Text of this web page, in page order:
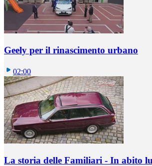
Geely per il rinascimento urbano
02:00
La storia delle Familiari - In abito